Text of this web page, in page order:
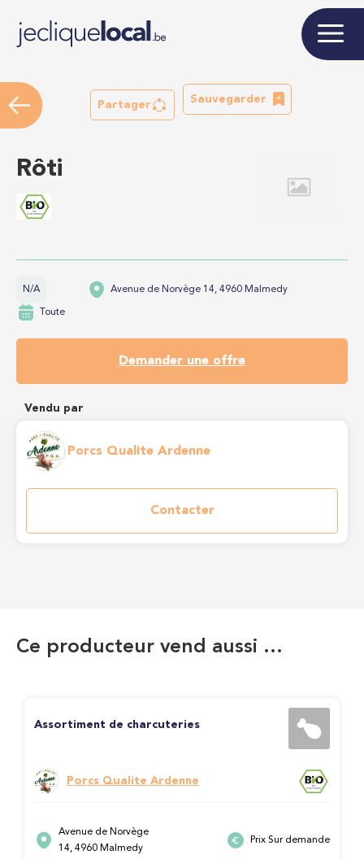
Partager
Sauvegarder
Rôti
N/A Avenue de Norvège 14, 4960 Malmedy
Toute
Demander une offre
Vendu par
Porcs Qualite Ardenne
Contacter
Ce producteur vend aussi …
Assortiment de charcuteries
Porcs Qualite Ardenne
Avenue de Norvège
14, 4960 Malmedy
Prix Sur demande